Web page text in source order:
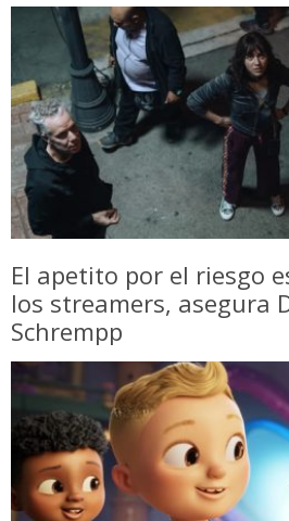
El apetito por el riesgo
los streamers, asegura
Schrempp